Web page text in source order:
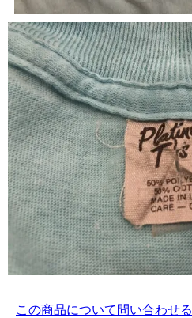
この商品について問い合わせる